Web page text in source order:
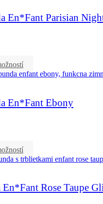
En*Fant Parisian
En*Fant Ebony
Rose Taupe